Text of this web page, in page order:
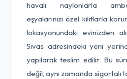
havalı naylonlarla
eşyalarınızı özel kılıflarla
lokasyonundaki evinizden
Sivas adresindeki yeni
yapılarak teslim edilir. Bu
değil, aynı zamanda sigortalı